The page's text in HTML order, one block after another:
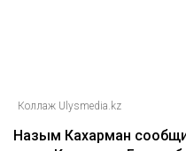
Коллаж Ulysmedia.kz
Назым Кахарман